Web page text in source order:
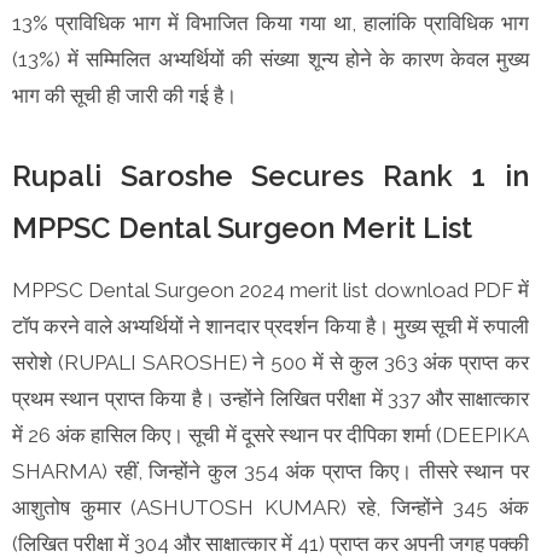
13% प्राविधिक भाग में विभाजित किया गया था, हालांकि प्राविधिक भाग
(13%) में सम्मिलित अभ्यर्थियों की संख्या शून्य होने के कारण केवल मुख्य
भाग की सूची ही जारी की गई है।
Rupali Saroshe Secures Rank 1 in
MPPSC Dental Surgeon Merit List
MPPSC Dental Surgeon 2024 merit list download PDF में
टॉप करने वाले अभ्यर्थियों ने शानदार प्रदर्शन किया है। मुख्य सूची में रुपाली
सरोशे (RUPALI SAROSHE) ने 500 में से कुल 363 अंक प्राप्त कर
प्रथम स्थान प्राप्त किया है। उन्होंने लिखित परीक्षा में 337 और साक्षात्कार
में 26 अंक हासिल किए। सूची में दूसरे स्थान पर दीपिका शर्मा (DEEPIKA
SHARMA) रहीं, जिन्होंने कुल 354 अंक प्राप्त किए। तीसरे स्थान पर
आशुतोष कुमार (ASHUTOSH KUMAR) रहे, जिन्होंने 345 अंक
(लिखित परीक्षा में 304 और साक्षात्कार में 41) प्राप्त कर अपनी जगह पक्की